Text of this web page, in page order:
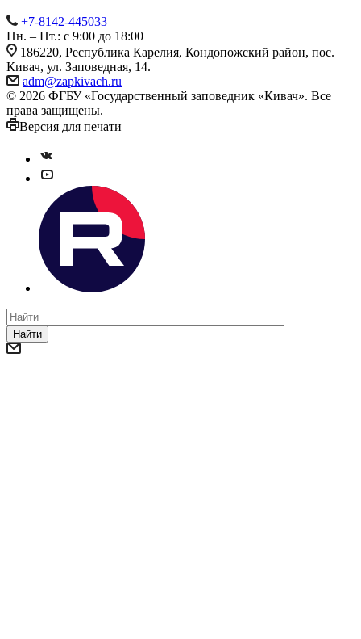
+7-8142-445033
Пн. – Пт.: с 9:00 до 18:00
186220, Республика Карелия, Кондопожский район, пос.
Кивач, ул. Заповедная, 14.
adm@zapkivach.ru
© 2026 ФГБУ «Государственный заповедник «Кивач». Все
права защищены.
Версия для печати
Найти